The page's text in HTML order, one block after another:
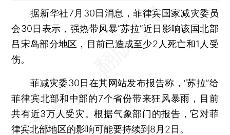
据新华社7月30日消息，菲律宾国家减灾委员
会30日表示，强热带风暴“苏拉”近日影响该国北部
吕宋岛部分地区，目前已造成至少2人死亡和1人受
伤。
菲减灾委30日在其网站发布报告称，“苏拉”给
菲律宾北部和中部的7个省份带来狂风暴雨，目前
共有近3万人受灾。根据气象部门的报告，它对菲
律宾北部地区的影响可能要持续到8月2日。